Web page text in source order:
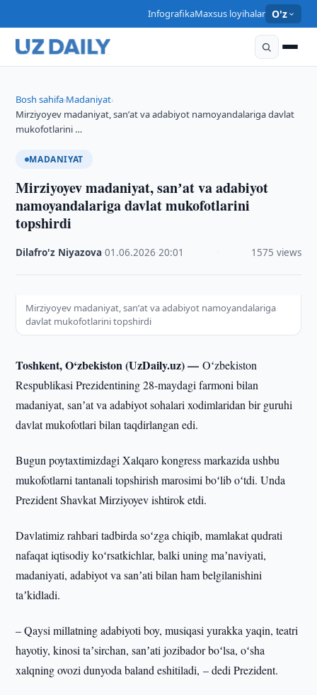
InfografikaMaxsus loyihalar O'z
Bosh sahifa›Madaniyat›
Mirziyoyev madaniyat, sanʼat va adabiyot namoyandalariga davlat
mukofotlarini …
MADANIYAT
Mirziyoyev madaniyat, sanʼat va adabiyot
namoyandalariga davlat mukofotlarini
topshirdi
Dilafro'z Niyazova ·01.06.2026 ·20:01 1575 views
Mirziyoyev madaniyat, sanʼat va adabiyot namoyandalariga
davlat mukofotlarini topshirdi
Toshkent, O‘zbekiston (UzDaily.uz) —Oʻzbekiston
Respublikasi Prezidentining 28-maydagi farmoni bilan
madaniyat, sanʼat va adabiyot sohalari xodimlaridan bir guruhi
davlat mukofotlari bilan taqdirlangan edi.
Bugun poytaxtimizdagi Xalqaro kongress markazida ushbu
mukofotlarni tantanali topshirish marosimi boʻlib oʻtdi. Unda
Prezident Shavkat Mirziyoyev ishtirok etdi.
Davlatimiz rahbari tadbirda soʻzga chiqib, mamlakat qudrati
nafaqat iqtisodiy koʻrsatkichlar, balki uning maʼnaviyati,
madaniyati, adabiyot va sanʼati bilan ham belgilanishini
taʼkidladi.
– Qaysi millatning adabiyoti boy, musiqasi yurakka yaqin, teatri
hayotiy, kinosi taʼsirchan, sanʼati jozibador boʻlsa, oʻsha
xalqning ovozi dunyoda baland eshitiladi, – dedi Prezident.